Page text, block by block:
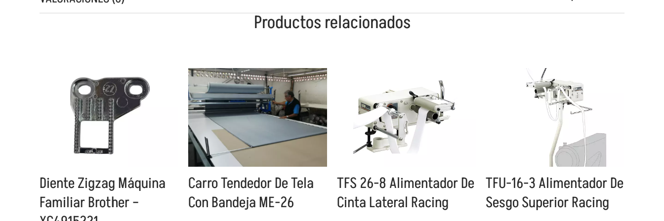
Productos relacionados
Diente Zigzag Máquina
Familiar Brother –
Carro Tendedor De Tela
Con Bandeja ME-26
TFS 26-8 Alimentador De
Cinta Lateral Racing
TFU-16-3 Alimentador De
Sesgo Superior Racing